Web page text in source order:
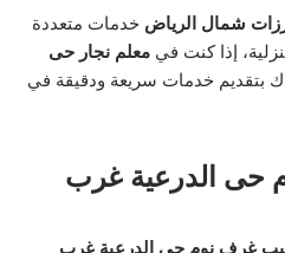
شمال الرياض خدمات متعددة
إذا كنت فيمعلم نجار حى
بتقديم خدمات سريعة ودقيقة في
حى الدرعية غرب
غرف نوم حى الدرعية غرب